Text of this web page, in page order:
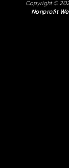
Copyright ©
Nonprofit